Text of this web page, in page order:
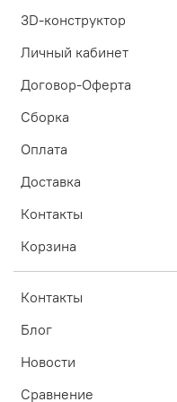
тепла
материалами (защитный
5. Кухонные фартуки
планками 3, 4 или 6 мм
3D-конструктор
Личный кабинет
Договор-Оферта
Сборка
Оплата
Доставка
Контакты
Корзина
Контакты
Блог
Новости
Сравнение